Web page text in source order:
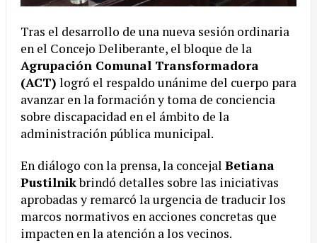
Tras el desarrollo de una nueva sesión ordinaria
en el Concejo Deliberante, el bloque de la
Agrupación Comunal Transformadora
(ACT) logró el respaldo unánime del cuerpo para
avanzar en la formación y toma de conciencia
sobre discapacidad en el ámbito de la
administración pública municipal.
En diálogo con la prensa, la concejal Betiana
Pustilnikbrindó detalles sobre las iniciativas
aprobadas y remarcó la urgencia de traducir los
marcos normativos en acciones concretas que
impacten en la atención a los vecinos.